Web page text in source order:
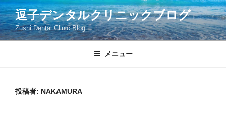
コ
ン
テ
ン
逗子デンタルクリニックブログ
Zushi Dental Clinic Blog
メニュー
投稿者: NAKAMURA